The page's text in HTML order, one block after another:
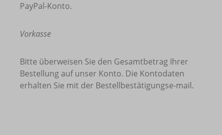
PayPal-Konto.
Vorkasse
Bitte überweisen Sie den Gesamtbetrag Ihrer
Bestellung auf unser Konto. Die Kontodaten
erhalten Sie mit der Bestellbestätigungse-mail.